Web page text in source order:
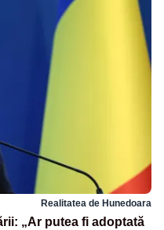
Realitatea de Hunedoara
„Ar putea fi adoptată